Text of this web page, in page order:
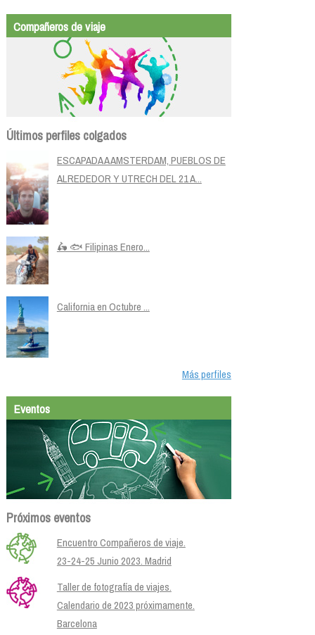
Compañeros de viaje
Últimos perfiles colgados
ESCAPADA A AMSTERDAM, PUEBLOS DE
ALREDEDOR Y UTRECH DEL 21 A...
🛵 🐟 Filipinas Enero...
California en Octubre ...
Más perfiles
Eventos
Próximos eventos
Encuentro Compañeros de viaje.
23-24-25 Junio 2023. Madrid
Taller de fotografía de viajes.
Calendario de 2023 próximamente.
Barcelona